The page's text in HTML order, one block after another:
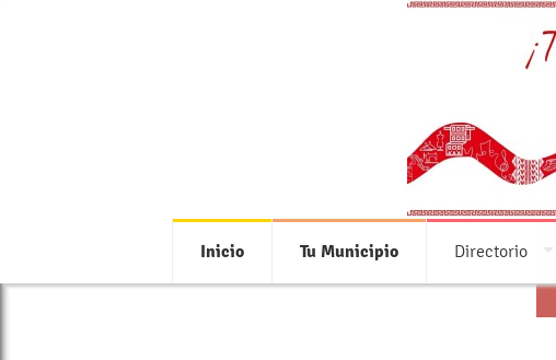
Inicio Tu Municipio Directorio